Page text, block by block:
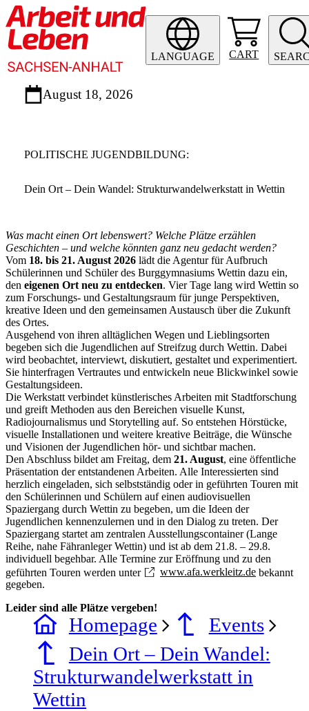
LANGUAGE CART
August 18, 2026
POLITISCHE JUGENDBILDUNG:
Dein Ort – Dein Wandel: Strukturwandelwerkstatt in Wettin
Was macht einen Ort lebenswert? Welche Plätze erzählen
Geschichten – und welche könnten ganz neu gedacht werden?
Vom 18. bis 21. August 2026 lädt die Agentur für Aufbruch
Schülerinnen und Schüler des Burggymnasiums Wettin dazu ein,
den eigenen Ort neu zu entdecken. Vier Tage lang wird Wettin so
zum Forschungs- und Gestaltungsraum für junge Perspektiven,
kreative Ideen und den gemeinsamen Austausch über die Zukunft
des Ortes.
Ausgehend von ihren alltäglichen Wegen und Lieblingsorten
begeben sich die Jugendlichen auf Streifzug durch Wettin. Dabei
wird beobachtet, interviewt, diskutiert, gestaltet und experimentiert.
Sie hinterfragen Vertrautes und entwickeln neue Blickwinkel sowie
Gestaltungsideen.
Die Werkstatt verbindet künstlerisches Arbeiten mit Stadtforschung
und greift Methoden aus den Bereichen visuelle Kunst,
Radiojournalismus und Storytelling auf. So entstehen Hörstücke,
visuelle Installationen und weitere kreative Beiträge, die Wünsche
und Visionen der Jugendlichen hör- und sichtbar machen.
Den Abschluss bildet am Freitag, dem 21. August, eine öffentliche
Präsentation der entstandenen Arbeiten. Alle Interessierten sind
herzlich eingeladen, sich selbstständig oder in geführten Touren mit
den Schülerinnen und Schülern auf einen audiovisuellen
Spaziergang durch Wettin zu begeben, um die Ideen der
Jugendlichen kennenzulernen und in den Dialog zu treten. Der
Spaziergang startet am zentralen Ausstellungscontainer (Lange
Reihe, nahe Fähranleger Wettin) und ist ab dem 21.8. – 29.8.
individuell begehbar. Alle Termine zur Eröffnung und zu den
geführten Touren werden unter
www.afa.werkleitz.debekannt
gegeben.
Leider sind alle Plätze vergeben!
Homepage
Events
Dein Ort – Dein Wandel:
Strukturwandelwerkstatt in
Wettin